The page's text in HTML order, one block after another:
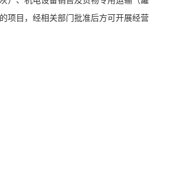
项目，经相关部门批准后方可开展经营